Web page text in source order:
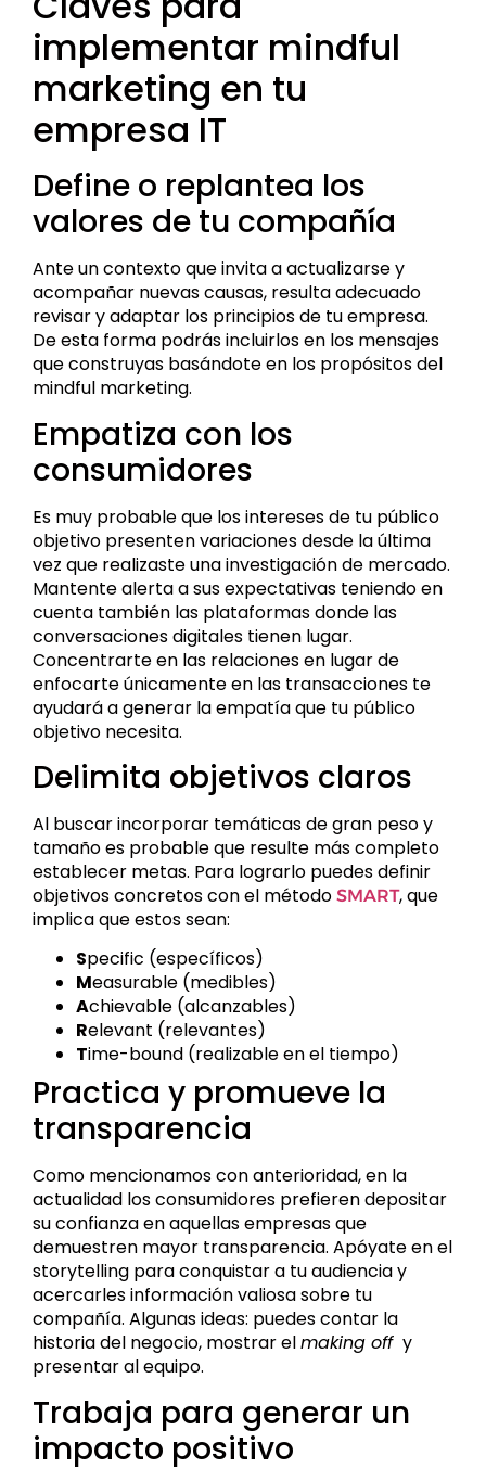
implementar mindful
marketing en tu
empresa IT
Define o replantea los
valores de tu compañía
Ante un contexto que invita a actualizarse y
acompañar nuevas causas, resulta adecuado
revisar y adaptar los principios de tu empresa.
De esta forma podrás incluirlos en los mensajes
que construyas basándote en los propósitos del
mindful marketing.
Empatiza con los
consumidores
Es muy probable que los intereses de tu público
objetivo presenten variaciones desde la última
vez que realizaste una investigación de mercado.
Mantente alerta a sus expectativas teniendo en
cuenta también las plataformas donde las
conversaciones digitales tienen lugar.
Concentrarte en las relaciones en lugar de
enfocarte únicamente en las transacciones te
ayudará a generar la empatía que tu público
objetivo necesita.
Delimita objetivos claros
Al buscar incorporar temáticas de gran peso y
tamaño es probable que resulte más completo
establecer metas. Para lograrlo puedes definir
objetivos concretos con el método SMART, que
implica que estos sean:
Specific (específicos)
Measurable (medibles)
Achievable (alcanzables)
Relevant (relevantes)
Time-bound (realizable en el tiempo)
Practica y promueve la
transparencia
Como mencionamos con anterioridad, en la
actualidad los consumidores prefieren depositar
su confianza en aquellas empresas que
demuestren mayor transparencia. Apóyate en el
storytelling para conquistar a tu audiencia y
acercarles información valiosa sobre tu
compañía. Algunas ideas: puedes contar la
historia del negocio, mostrar elmaking off y
presentar al equipo.
Trabaja para generar un
impacto positivo